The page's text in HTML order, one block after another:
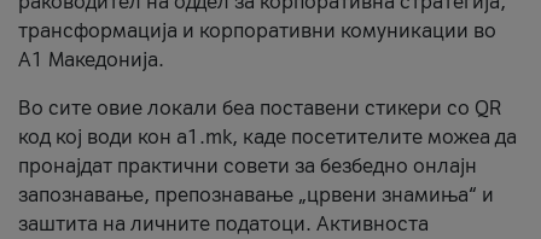
трансформација и корпоративни комуникации во
А1 Македонија.
Во сите овие локали беа поставени стикери со QR
код кој води кон a1.mk, каде посетителите можеа да
пронајдат практични совети за безбедно онлајн
запознавање, препознавање „црвени знамиња“ и
заштита на личните податоци. Активноста